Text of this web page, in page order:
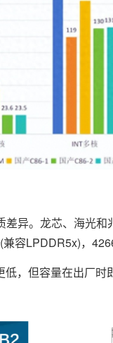
异。龙芯、海光
容LPDDR5x)，
，但容量在出厂